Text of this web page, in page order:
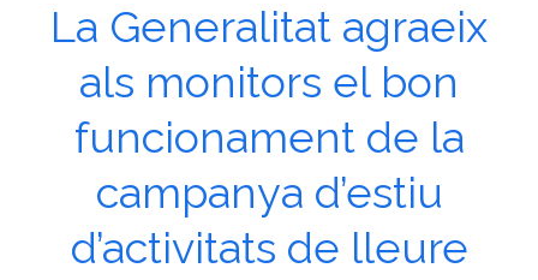
La Generalitat agraeix
als monitors el bon
funcionament de la
campanya d’estiu
d’activitats de lleure